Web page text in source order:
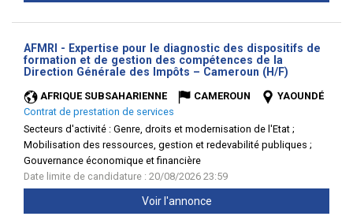
AFMRI - Expertise pour le diagnostic des dispositifs de
formation et de gestion des compétences de la
Direction Générale des Impôts – Cameroun (H/F)
AFRIQUE SUBSAHARIENNE CAMEROUN
YAOUNDÉ
Contrat de prestation de services
Secteurs d'activité : Genre, droits et modernisation de l'Etat ;
Mobilisation des ressources, gestion et redevabilité publiques ;
Gouvernance économique et financière
Date limite de candidature : 20/08/2026 23:59
Voir l'annonce